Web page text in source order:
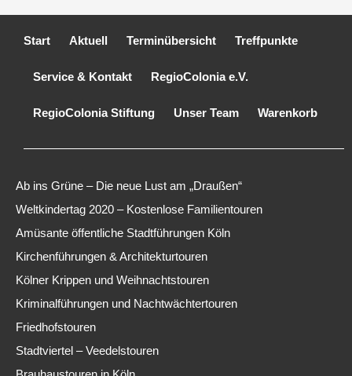
Start Aktuell Terminübersicht Treffpunkte
Service & Kontakt RegioColonia e.V.
RegioColonia Stiftung Unser Team Warenkorb
Ab ins Grüne – Die neue Lust am „Draußen“
Weltkindertag 2020 – Kostenlose Familientouren
Amüsante öffentliche Stadtführungen Köln
Kirchenführungen & Architekturtouren
Kölner Krippen und Weihnachtstouren
Kriminalführungen und Nachtwächtertouren
Friedhofstouren
Stadtviertel – Veedelstouren